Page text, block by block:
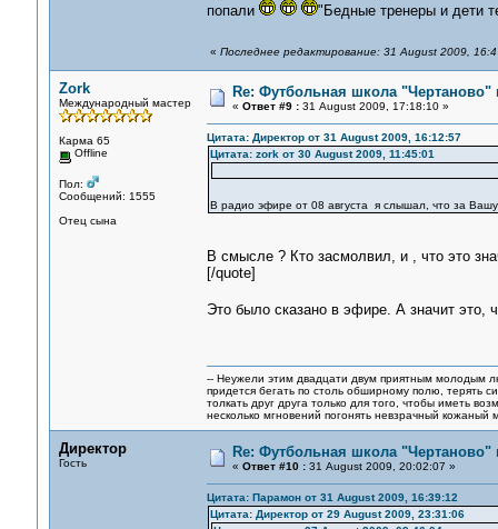
попали
"Бедные тренеры и дети
« Последнее редактирование: 31 August 2009,
Zork
Международный мастер
Карма 65
Offline
Пол:
Сообщений: 1555
Отец сына
Re: Футбольная школа "Чертаново"
« Ответ #9 :31 August 2009, 17:18:10 »
Цитата: Директор от 31 August 2009, 16:12:57
Цитата: zork от 30 August 2009, 11:45:01
В радио эфире от 08 августа я слышал, что за
В смысле ? Кто засмолвил, и , что это
[/quote]
Это было сказано в эфире. А значит это,
-- Неужели этим двадцати двум приятным молодым
придется бегать по столь обширному полю, терять
толкать друг друга только для того, чтобы иметь
несколько мгновений погонять невзрачный кожаный
Директор
Гость
Re: Футбольная школа "Чертаново"
« Ответ #10 :31 August 2009, 20:02:07 »
Цитата: Парамон от 31 August 2009, 16:39:12
Цитата: Директор от 29 August 2009, 23:31:06